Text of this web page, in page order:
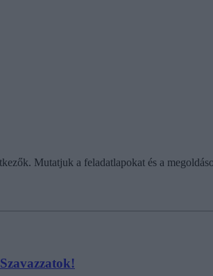
Mutatjuk a feladatlapokat és a